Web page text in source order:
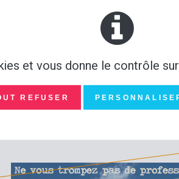
et vous donne le contrôle
REFUSER